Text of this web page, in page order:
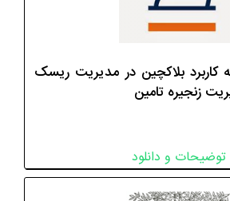
کاربرد بلاکچین در مدیریت ریسک
زنجیره تامین
توضیحات و دانلود